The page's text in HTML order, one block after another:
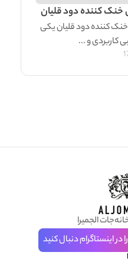
کننده دود قلیان
کننده دود قلیان یکی
کاربردی و ...
الجمیرا
در اینستاگرام دنبال کنید